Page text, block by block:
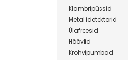
Klambripüssid
Metallidetektorid
Ülafreesid
Höövlid
Krohvipumbad